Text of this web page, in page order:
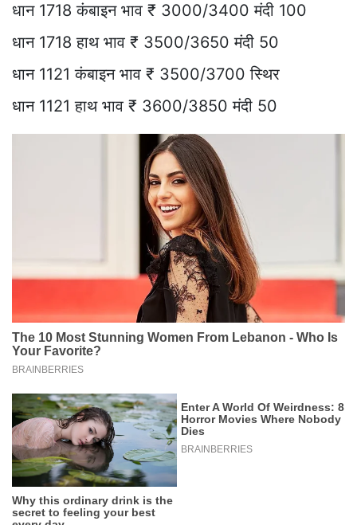
धान 1718 कंबाइन भाव ₹ 3000/3400 मंदी 100
धान 1718 हाथ भाव ₹ 3500/3650 मंदी 50
धान 1121 कंबाइन भाव ₹ 3500/3700 स्थिर
धान 1121 हाथ भाव ₹ 3600/3850 मंदी 50